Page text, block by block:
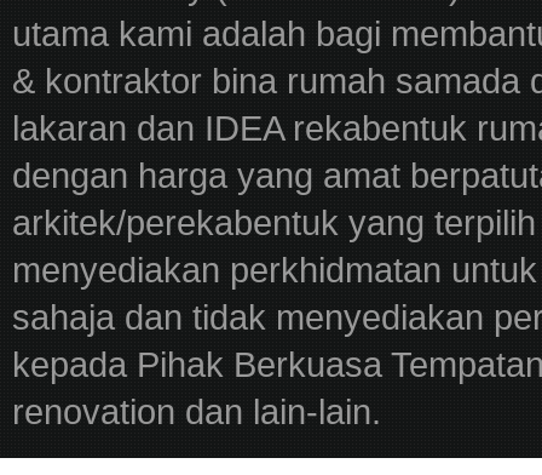
utama kami adalah bagi
& kontraktor bina rumah samada
lakaran dan IDEA rekabentuk
dengan harga yang amat
arkitek/perekabentuk yang
menyediakan perkhidmatan
sahaja dan tidak menyediakan
kepada Pihak Berkuasa
renovation dan lain-lain.